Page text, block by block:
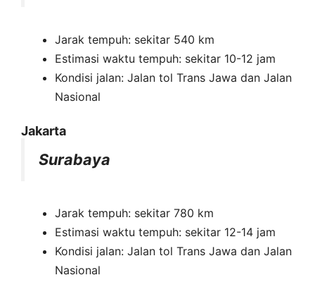
Jarak tempuh: sekitar 540 km
Estimasi waktu tempuh: sekitar 10-12 jam
Kondisi jalan: Jalan tol Trans Jawa dan Jalan
Nasional
Jakarta
Surabaya
Jarak tempuh: sekitar 780 km
Estimasi waktu tempuh: sekitar 12-14 jam
Kondisi jalan: Jalan tol Trans Jawa dan Jalan
Nasional